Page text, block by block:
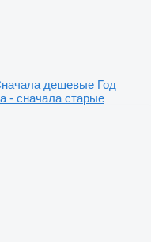
дешевые Год
- сначала старые